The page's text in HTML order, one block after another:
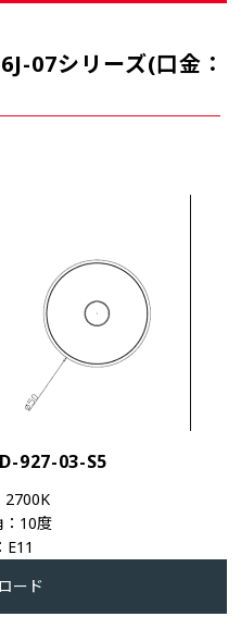
07シリーズ(口金：
927-03-S5
2700K
：10度
E11
ード